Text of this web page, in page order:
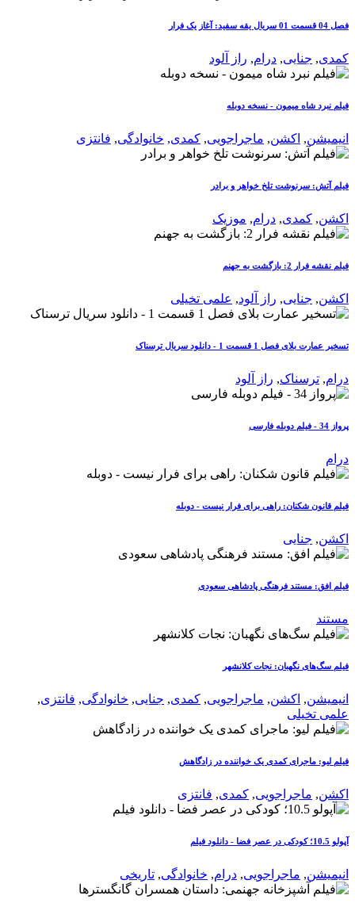
فصل 04 قسمت 01 سریال یقه سفید: آغاز یک فرار
کمدی, جنایی, درام, راز آلود
فیلم نبرد شاه میمون - نسخه دوبله
انیمیشن, اکشن, ماجراجویی, کمدی, خانوادگی, فانتزی
فیلم آتش: سرنوشت تلخ خواهر و برادر
اکشن, کمدی, درام, موزیک
فیلم نقشه فرار 2: بازگشت به جهنم
اکشن, جنایی, راز آلود, علمی تخیلی
تسخیر عمارت بلای فصل 1 قسمت 1 - دانلود سریال ترسناک
درام, ترسناک, راز آلود
پرواز 34 - فیلم دوبله فارسی
درام
فیلم قانون شکنان: راهی برای فرار نیست - دوبله
اکشن, جنایی
فیلم افق: مستند فرهنگی پادشاهی سعودی
مستند
فیلم سگ‌های نگهبان: نجات کلانشهر
انیمیشن, اکشن, ماجراجویی, کمدی, جنایی, خانوادگی, فانتزی,
علمی تخیلی
فیلم لیو: ماجرای کمدی یک خواننده در زادگاهش
اکشن, ماجراجویی, کمدی, فانتزی
آپولو 10.5؛ کودکی در عصر فضا - دانلود فیلم
انیمیشن, ماجراجویی, درام, خانوادگی, تاریخی